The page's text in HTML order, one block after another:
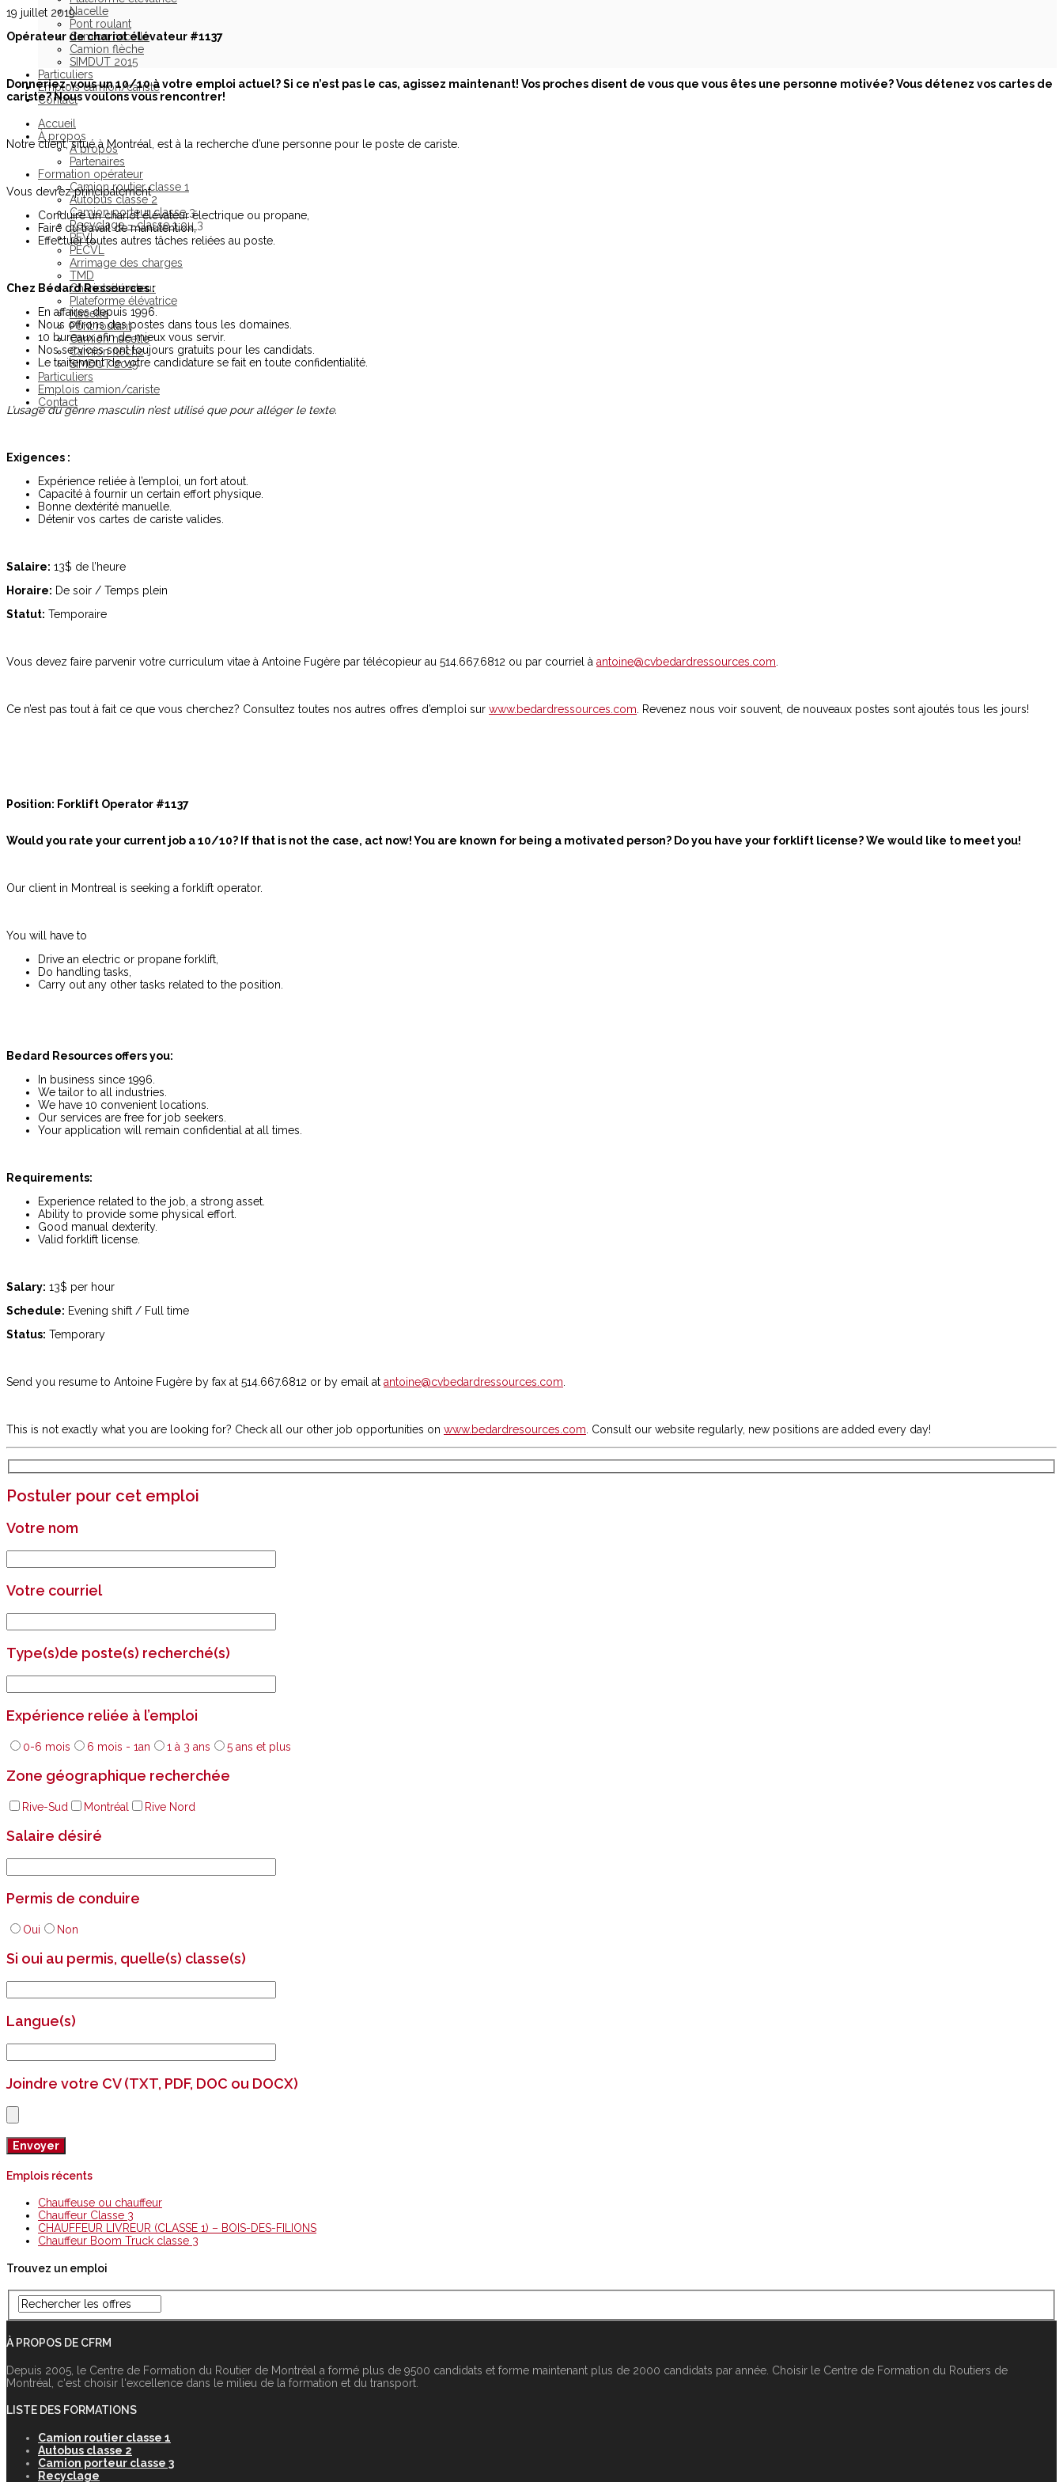
Nacelle
Pont roulant
Camion nacelle
Camion flèche
SIMDUT 2015
Particuliers
Emplois camion/cariste
Contact
Accueil
À propos
À propos
Partenaires
Formation opérateur
Camion routier classe 1
Autobus classe 2
Camion porteur classe 3
Recyclage – classe 1 ou 3
PEVL
PECVL
Arrimage des charges
TMD
Chariot élévateur
Plateforme élévatrice
Nacelle
Pont roulant
Camion nacelle
Camion flèche
SIMDUT 2015
Particuliers
Emplois camion/cariste
Contact
19 juillet 2019
Opérateur de chariot élévateur #1137
Donneriez-vous un 10/10 à votre emploi actuel? Si ce n’est pas le cas, agissez maintenant! Vos proches disent de vous que vous êtes une personne motivée? Vous détenez vos cartes de
cariste? Nous voulons vous rencontrer!
Notre client, situé à Montréal, est à la recherche d’une personne pour le poste de cariste.
Vous devrez principalement
Conduire un chariot élévateur électrique ou propane,
Faire du travail de manutention,
Effectuer toutes autres tâches reliées au poste.
Chez Bédard Ressources :
En affaires depuis 1996.
Nous offrons des postes dans tous les domaines.
10 bureaux afin de mieux vous servir.
Nos services sont toujours gratuits pour les candidats.
Le traitement de votre candidature se fait en toute confidentialité.
L’usage du genre masculin n’est utilisé que pour alléger le texte.
Exigences :
Expérience reliée à l’emploi, un fort atout.
Capacité à fournir un certain effort physique.
Bonne dextérité manuelle.
Détenir vos cartes de cariste valides.
Salaire: 13$ de l’heure
Horaire: De soir / Temps plein
Statut: Temporaire
Vous devez faire parvenir votre curriculum vitae à Antoine Fugère par télécopieur au 514.667.6812 ou par courriel à antoine@cvbedardressources.com
Ce n’est pas tout à fait ce que vous cherchez? Consultez toutes nos autres offres d’emploi sur www.bedardressources.com . Revenez nous voir souvent, de nouveaux postes sont ajoutés tous les jours!
Position: Forklift Operator #1137
Would you rate your current job a 10/10? If that is not the case, act now! You are known for being a motivated person? Do you have your forklift license? We would like to meet you!
Our client in Montreal is seeking a forklift operator.
You will have to
Drive an electric or propane forklift,
Do handling tasks,
Carry out any other tasks related to the position.
Bedard Resources offers you:
In business since 1996.
We tailor to all industries.
We have 10 convenient locations.
Our services are free for job seekers.
Your application will remain confidential at all times.
Requirements:
Experience related to the job, a strong asset.
Ability to provide some physical effort.
Good manual dexterity.
Valid forklift license.
Salary: 13$ per hour
Schedule: Evening shift / Full time
Status: Temporary
Send you resume to Antoine Fugère by fax at 514.667.6812 or by email at antoine@cvbedardressources.com
This is not exactly what you are looking for? Check all our other job opportunities on www.bedardresources.com . Consult our website regularly, new positions are added every day!
Postuler pour cet emploi
Votre nom
Votre courriel
Type(s)de poste(s) recherché(s)
Expérience reliée à l’emploi
0-6 mois 6 mois - 1an 1 à 3 ans 5 ans et plus
Zone géographique recherchée
Rive-Sud Montréal Rive Nord
Salaire désiré
Permis de conduire
Oui Non
Si oui au permis, quelle(s) classe(s)
Langue(s)
Joindre votre CV (TXT, PDF, DOC ou DOCX)
Emplois récents
Chauffeuse ou chauffeur
Chauffeur Classe 3
CHAUFFEUR LIVREUR (CLASSE 1) – BOIS-DES-FILIONS
Chauffeur Boom Truck classe 3
Trouvez un emploi
À PROPOS DE CFRM
Depuis 2005, le Centre de Formation du Routier de Montréal a formé plus de 9500 candidats et forme maintenant plus de 2000 candidats par année. Choisir le Centre de Formation du Routiers de
Montréal, c‘est choisir l‘excellence dans le milieu de la formation et du transport.
LISTE DES FORMATIONS
Camion routier classe 1
Autobus classe 2
Camion porteur classe 3
Recyclage